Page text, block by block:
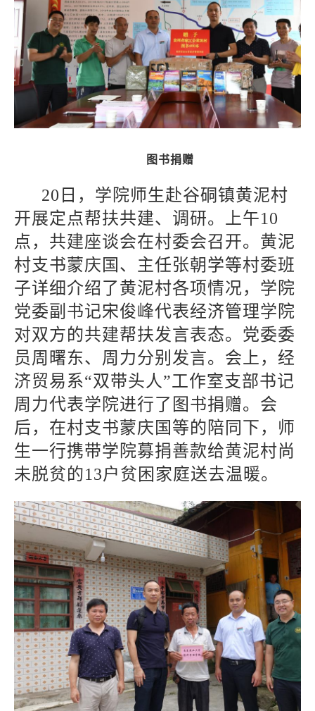
图书捐赠
20 日，学院师生赴谷硐镇黄泥村
开展定点帮扶共建、调研。上午10
点，共建座谈会在村委会召开。黄泥
村支书蒙庆国、主任张朝学等村委班
子详细介绍了黄泥村各项情况，学院
党委副书记宋俊峰代表经济管理学院
对双方的共建帮扶发言表态。党委委
员周曙东、周力分别发言。会上，经
济贸易系“双带头人”工作室支部书记
周力代表学院进行了图书捐赠。会
后，在村支书蒙庆国等的陪同下，师
生一行携带学院募捐善款给黄泥村尚
未脱贫的13户贫困家庭送去温暖。